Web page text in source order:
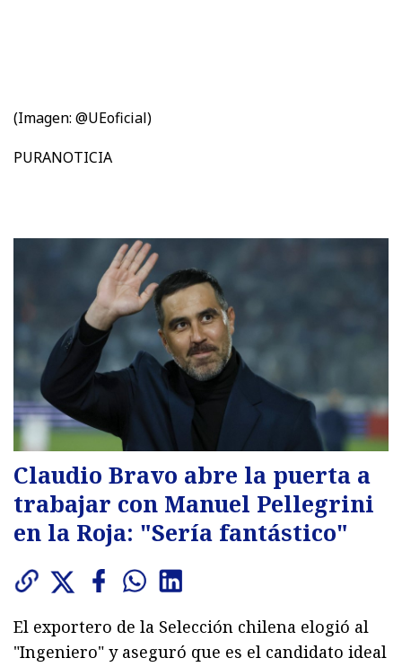
(Imagen: @UEoficial)
PURANOTICIA
Claudio Bravo abre la puerta a
trabajar con Manuel Pellegrini
en la Roja: "Sería fantástico"
El exportero de la Selección chilena elogió al
"Ingeniero" y aseguró que es el candidato ideal